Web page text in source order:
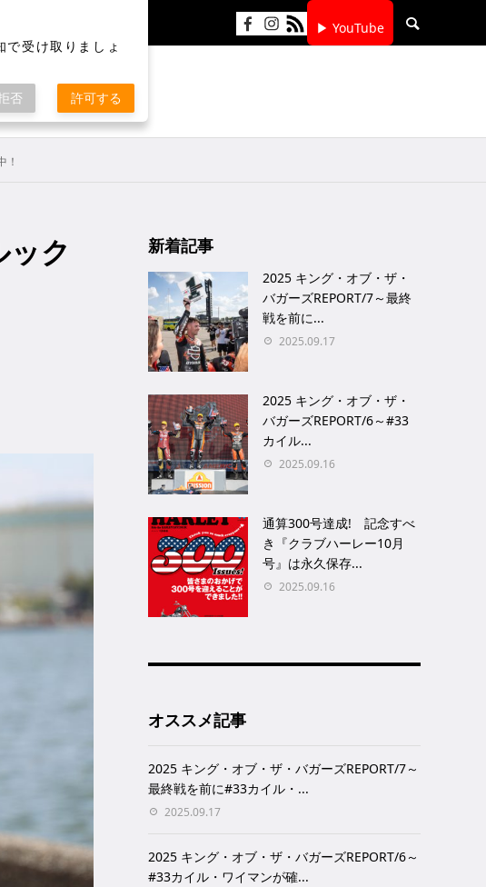
▶ YouTube
！
ック
新着記事
2025 キング・オブ・ザ・
バガーズREPORT/7～最終
戦を前に...
2025.09.17
2025 キング・オブ・ザ・
バガーズREPORT/6～#33
カイル...
2025.09.16
通算300号達成! 記念すべ
き『クラブハーレー10月
号』は永久保存...
2025.09.16
オススメ記事
2025 キング・オブ・ザ・バガーズREPORT/7～
最終戦を前に#33カイル・...
2025.09.17
2025 キング・オブ・ザ・バガーズREPORT/6～
#33カイル・ワイマンが確...
受け取りましょ
否 許可する